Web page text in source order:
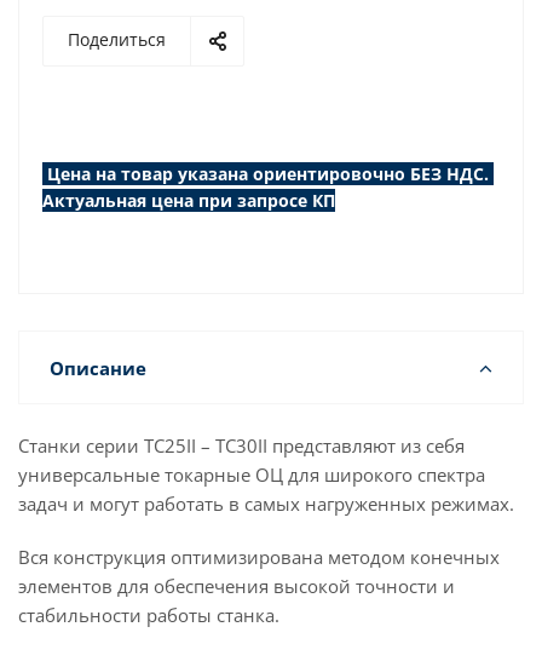
Поделиться
Цена на товар указана ориентировочно БЕЗ НДС.
Актуальная цена при запросе КП
Описание
Станки серии TC25II – TC30II представляют из себя
универсальные токарные ОЦ для широкого спектра
задач и могут работать в самых нагруженных режимах.
Вся конструкция оптимизирована методом конечных
элементов для обеспечения высокой точности и
стабильности работы станка.